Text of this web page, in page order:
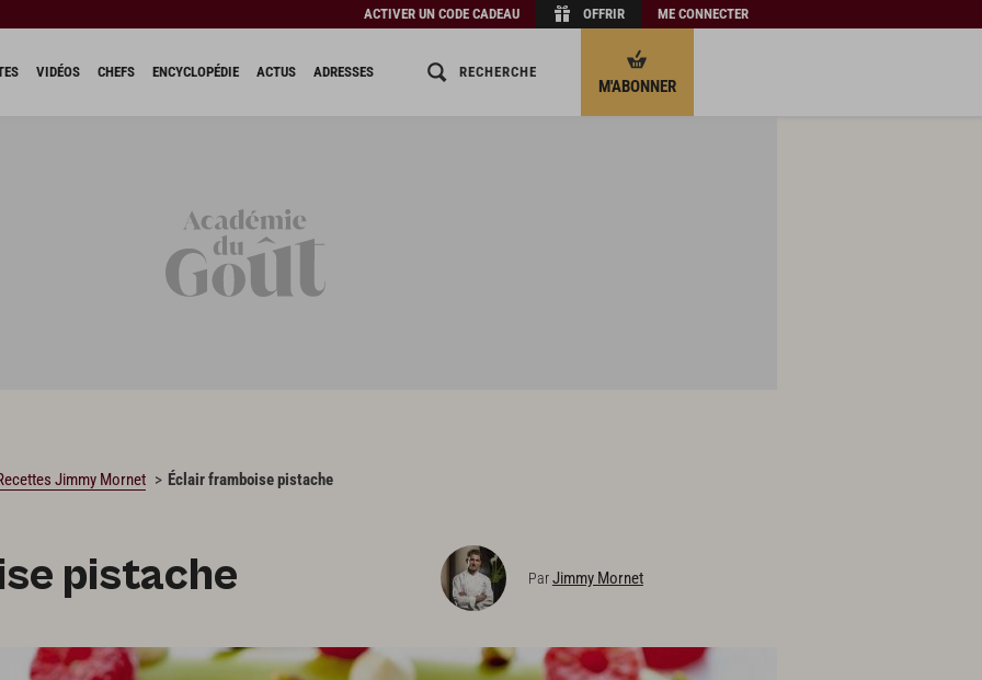
ACTIVER UN CODE CADEAU OFFRIR ME CONNECTER
VIDÉOS CHEFS ENCYCLOPÉDIE ACTUS ADRESSES RECHERCHE
M'ABONNER
Jimmy Mornet Éclair framboise pistache
pistache ParJimmy Mornet